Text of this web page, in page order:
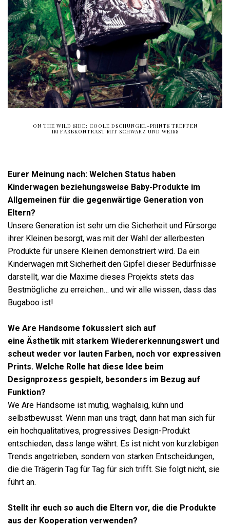
ON THE WILD SIDE: COOLE DSCHUNGEL-PRINTS TREFFEN
IM FARBKONTRAST MIT SCHWARZ UND WEISS
Eurer Meinung nach: Welchen Status haben
Kinderwagen beziehungsweise Baby-Produkte im
Allgemeinen für die gegenwärtige Generation von
Eltern?
Unsere Generation ist sehr um die Sicherheit und Fürsorge
ihrer Kleinen besorgt, was mit der Wahl der allerbesten
Produkte für unsere Kleinen demonstriert wird. Da ein
Kinderwagen mit Sicherheit den Gipfel dieser Bedürfnisse
darstellt, war die Maxime dieses Projekts stets das
Bestmögliche zu erreichen… und wir alle wissen, dass das
Bugaboo ist!
We Are Handsome fokussiert sich auf
eine Ästhetik mit starkem Wiedererkennungswert und
scheut weder vor lauten Farben, noch vor expressiven
Prints. Welche Rolle hat diese Idee beim
Designprozess gespielt, besonders im Bezug auf
Funktion?
We Are Handsome ist mutig, waghalsig, kühn und
selbstbewusst. Wenn man uns trägt, dann hat man sich für
ein hochqualitatives, progressives Design-Produkt
entschieden, dass lange währt. Es ist nicht von kurzlebigen
Trends angetrieben, sondern von starken Entscheidungen,
die die Trägerin Tag für Tag für sich trifft. Sie folgt nicht, sie
führt an.
Stellt ihr euch so auch die Eltern vor, die die Produkte
aus der Kooperation verwenden?